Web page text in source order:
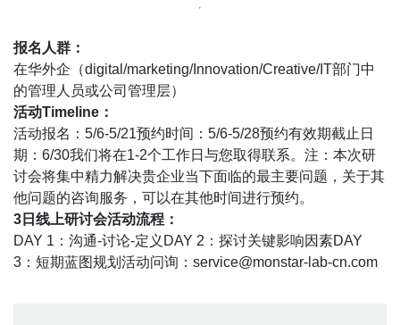
报名人群：
在华外企（digital/marketing/Innovation/Creative/IT部门中
的管理人员或公司管理层）
活动Timeline：
活动报名：5/6-5/21预约时间：5/6-5/28预约有效期截止日
期：6/30我们将在1-2个工作日与您取得联系。注：本次研
讨会将集中精力解决贵企业当下面临的最主要问题，关于其
他问题的咨询服务，可以在其他时间进行预约。
3日线上研讨会活动流程：
DAY 1：沟通-讨论-定义DAY 2：探讨关键影响因素DAY
3：短期蓝图规划活动问询：service@monstar-lab-cn.com